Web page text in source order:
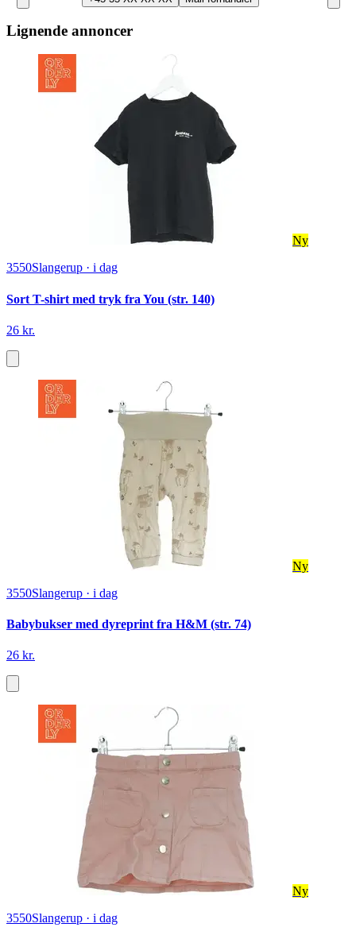
Lignende annoncer
Ny
3550Slangerup · i dag
Sort T-shirt med tryk fra You (str. 140)
26 kr.
Ny
3550Slangerup · i dag
Babybukser med dyreprint fra H&M (str. 74)
26 kr.
Ny
3550Slangerup · i dag